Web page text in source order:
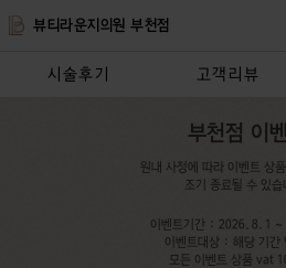
뷰티라운지의원 부천점
시술후기 고객리뷰
지점안내
부천점 이
이벤트기간 : 2026.8.1
이벤트대상 : 해당 기간
원내 사정에 따라 이벤트 상
조기 종료될 수 있습
모든 이벤트 상품 vat